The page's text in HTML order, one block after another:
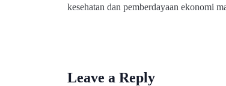
kesehatan dan pemberdayaan ekonomi
Leave a Reply